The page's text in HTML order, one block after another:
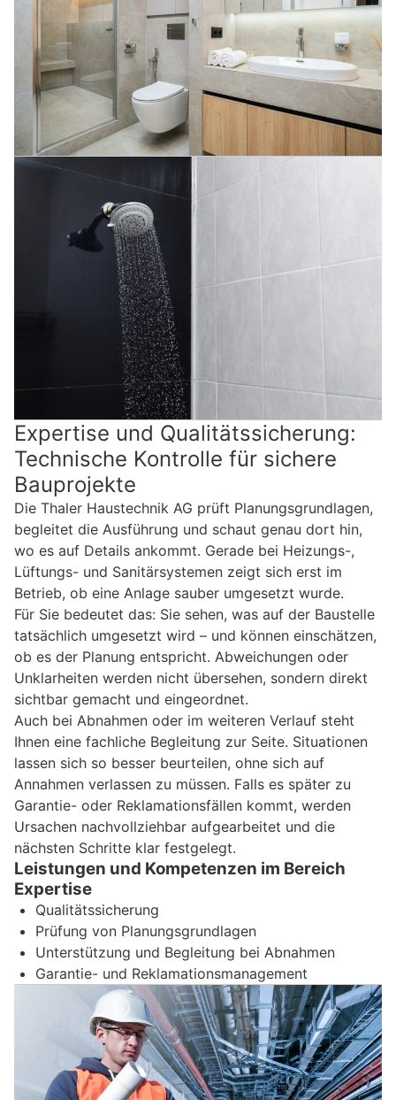
Expertise und Qualitätssicherung:
Technische Kontrolle für sichere
Bauprojekte
Die Thaler Haustechnik AG prüft Planungsgrundlagen,
begleitet die Ausführung und schaut genau dort hin,
wo es auf Details ankommt. Gerade bei Heizungs-,
Lüftungs- und Sanitärsystemen zeigt sich erst im
Betrieb, ob eine Anlage sauber umgesetzt wurde.
Für Sie bedeutet das: Sie sehen, was auf der Baustelle
tatsächlich umgesetzt wird – und können einschätzen,
ob es der Planung entspricht. Abweichungen oder
Unklarheiten werden nicht übersehen, sondern direkt
sichtbar gemacht und eingeordnet.
Auch bei Abnahmen oder im weiteren Verlauf steht
Ihnen eine fachliche Begleitung zur Seite. Situationen
lassen sich so besser beurteilen, ohne sich auf
Annahmen verlassen zu müssen. Falls es später zu
Garantie- oder Reklamationsfällen kommt, werden
Ursachen nachvollziehbar aufgearbeitet und die
nächsten Schritte klar festgelegt.
Leistungen und Kompetenzen im Bereich
Expertise
Qualitätssicherung
Prüfung von Planungsgrundlagen
Unterstützung und Begleitung bei Abnahmen
Garantie- und Reklamationsmanagement